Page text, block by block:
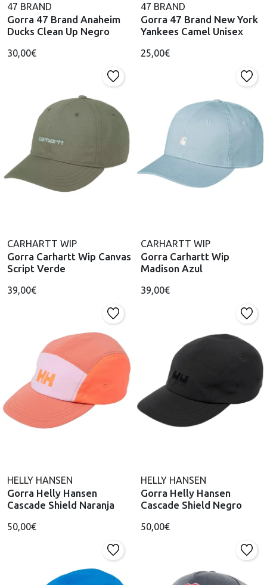
47 BRAND
Gorra 47 Brand Anaheim
Ducks Clean Up Negro
30,00€
47 BRAND
Gorra 47 Brand New York
Yankees Camel Unisex
25,00€
CARHARTT WIP
Gorra Carhartt Wip Canvas
Script Verde
39,00€
CARHARTT WIP
Gorra Carhartt Wip
Madison Azul
39,00€
HELLY HANSEN
Gorra Helly Hansen
Cascade Shield Naranja
50,00€
HELLY HANSEN
Gorra Helly Hansen
Cascade Shield Negro
50,00€